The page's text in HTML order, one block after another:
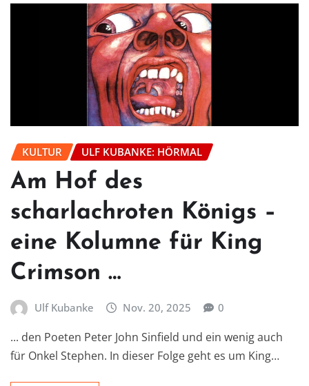
KULTUR ULF KUBANKE: HÖRMAL
Am Hof des
scharlachroten Königs –
eine Kolumne für King
Crimson …
Ulf Kubanke Nov. 20, 2025 0
... den Poeten Peter John Sinfield und ein wenig auch
für Onkel Stephen. In dieser Folge geht es um King…